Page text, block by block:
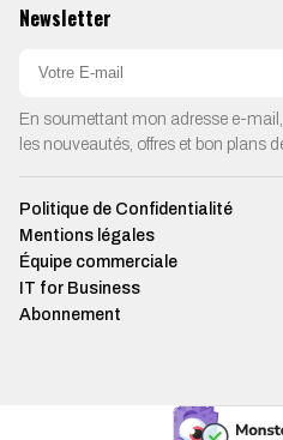
Newsletter
En soumettant mon adresse e-
les nouveautés, offres et bon plans
Politique de Confidentialité
Mentions légales
Équipe commerciale
IT for Business
Abonnement